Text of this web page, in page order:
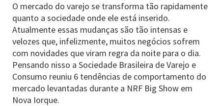
O mercado do varejo se transforma tão rapidamente
quanto a sociedade onde ele está inserido.
Atualmente essas mudanças são tão intensas e
velozes que, infelizmente, muitos negócios sofrem
com novidades que viram regra da noite para o dia.
Pensando nisso a Sociedade Brasileira de Varejo e
Consumo reuniu 6 tendências de comportamento do
mercado levantadas durante a NRF Big Show em
Nova Iorque.